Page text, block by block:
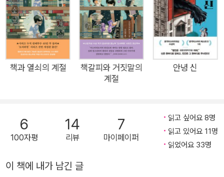
(米澤屋書店)』 등이 있다.
욱 무시무시한 사건이 벌어지는데……. 나오키상 수상 작가 요네
자와 호노부의 연작단편집 『덧없는 양들의 축연』이 출간되었다.
‘바벨의 모임’이라는 독서회를 중심으로 느슨하게 엮인 다섯 편의
단편소설을 담은 이 작품은 ‘청춘 미스터리의 기수’로 주목받고
있던 요네자와 호노부가 그전까지와는 다른 독특한 작풍을 시도
한 ‘블랙 미스터리’ 단편집이다. 늘 새로운 시도를 두려워하지 않
e)’을 내세우며 단숨에 독자를 사로잡는다. 감미롭고도 잔혹한
블랙 미스터리 요네자와 호노부의 『덧없는 양들의 축연』은 명문
심으로 느슨하게 엮인 다섯 편의 단편소설을 모은 작품이다. 오랫
책과 열쇠의 계절
책갈피와 거짓말의
계절
안녕 신
6
100자평
14
리뷰
7
마이페이퍼
읽고 싶어요 8명
읽고 있어요 11명
읽었어요 33명
이 책에 내가 남긴 글